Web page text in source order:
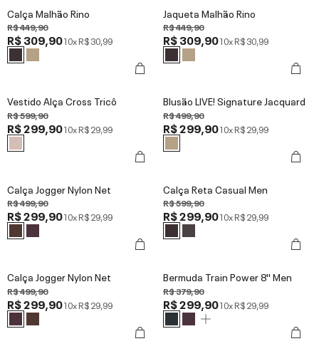
Calça Malhão Rino
R$ 449,90
R$ 309,9010xR$ 30,99
Jaqueta Malhão Rino
R$ 449,90
R$ 309,9010xR$ 30,99
Vestido Alça Cross Tricô
R$ 599,90
R$ 299,9010xR$ 29,99
Blusão LIVE! Signature Jacquard
R$ 499,90
R$ 299,9010xR$ 29,99
Calça Jogger Nylon Net
R$ 499,90
R$ 299,9010xR$ 29,99
Calça Reta Casual Men
R$ 599,90
R$ 299,9010xR$ 29,99
Calça Jogger Nylon Net
R$ 499,90
R$ 299,9010xR$ 29,99
Bermuda Train Power 8'' Men
R$ 379,90
R$ 299,9010xR$ 29,99